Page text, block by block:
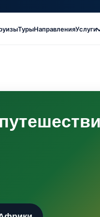
ТурыНаправленияУслуги